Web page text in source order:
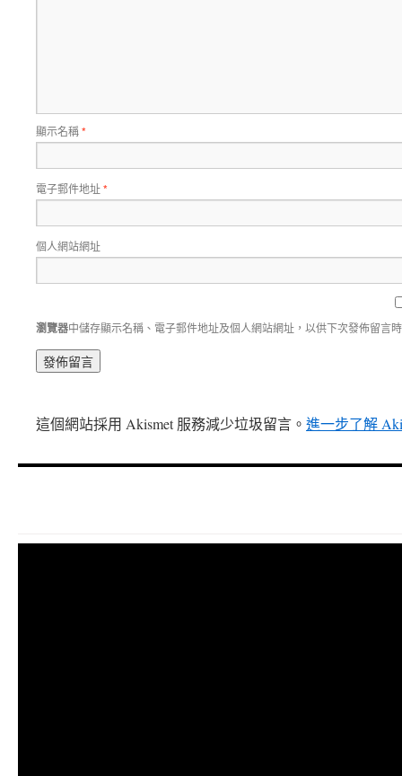
顯示名稱*
電子郵件地址*
個人網站網址
瀏覽器中儲存顯示名稱、電子郵件地址及個人網站網址，以供下次發佈留言
這個網站採用 Akismet 服務減少垃圾留言。 進一步了解